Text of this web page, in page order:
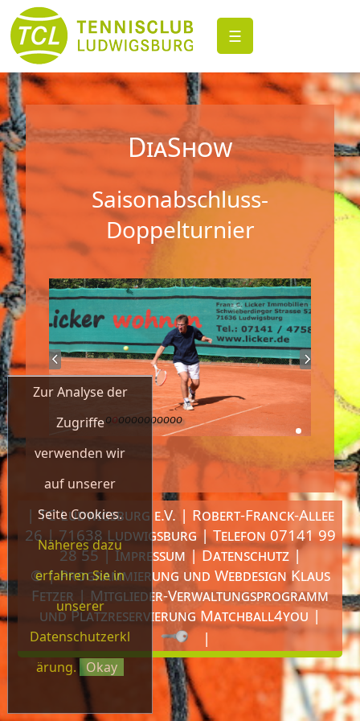
Zur Analyse der
Zugriffe
verwenden wir
auf unserer
Seite Cookies.
Näheres dazu
erfahren Sie in
unserer
Datenschutzerkl
ärung.Okay
☰
DiaShow
Saisonabschluss-
Doppelturnier
| TC Ludwigsburg e.V. | Robert-Franck-Allee
26 | 71638 Ludwigsburg | Telefon 07141 99
28 55 |Impressum |Datenschutz|
© | Programmierung und Webdesign Klaus
Fetzer | Mitglieder-Verwaltungsprogramm
und PlatzreservierungMatchball4you |
|